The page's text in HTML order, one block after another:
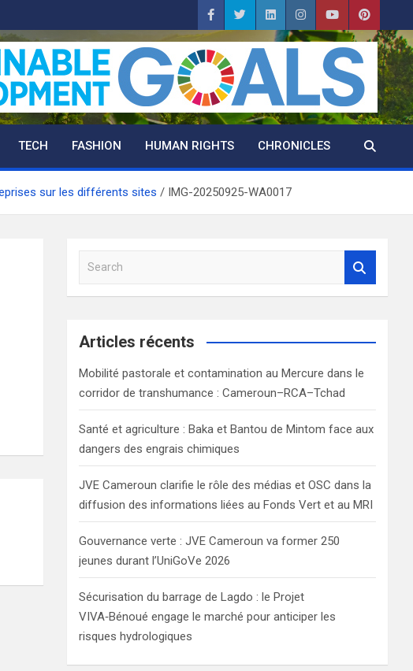
TECH FASHION HUMAN RIGHTS CHRONICLES
sur les différents sites IMG-20250925-WA0017
a
c
Articles récents
Mobilité pastorale et contamination au Mercure dans le
corridor de transhumance : Cameroun–RCA–Tchad
Santé et agriculture : Baka et Bantou de Mintom face aux
dangers des engrais chimiques
JVE Cameroun clarifie le rôle des médias et OSC dans la
diffusion des informations liées au Fonds Vert et au MRI
Gouvernance verte : JVE Cameroun va former 250
jeunes durant l’UniGoVe 2026
Sécurisation du barrage de Lagdo : le Projet
VIVA‑Bénoué engage le marché pour anticiper les
risques hydrologiques